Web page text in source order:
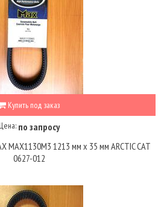
Купить под заказ
Цена: по запросу
MAX1130M3 1213 мм х 35 мм ARCTIC CAT
0627-012